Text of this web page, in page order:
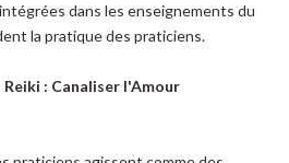
dans les enseignements du
la pratique des praticiens.
: Canaliser l'Amour